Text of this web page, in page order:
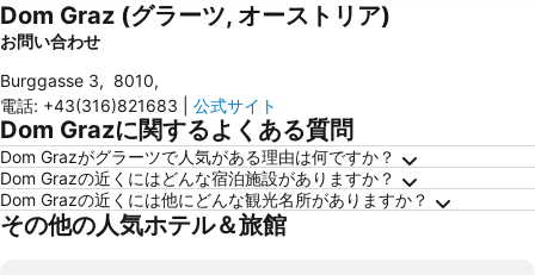
Dom Graz (グラーツ, オーストリア)
お問い合わせ
Burggasse 3, 8010,
電話: +43(316)821683 公式サイト
Dom Grazに関するよくある質問
Dom Grazがグラーツで人気がある理由は何ですか？
Dom Grazの近くにはどんな宿泊施設がありますか？
Dom Grazの近くには他にどんな観光名所がありますか？
その他の人気ホテル＆旅館